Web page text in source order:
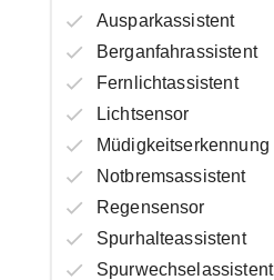
Ausparkassistent
Berganfahrassistent
Fernlichtassistent
Lichtsensor
Müdigkeitserkennung
Notbremsassistent
Regensensor
Spurhalteassistent
Spurwechselassistent